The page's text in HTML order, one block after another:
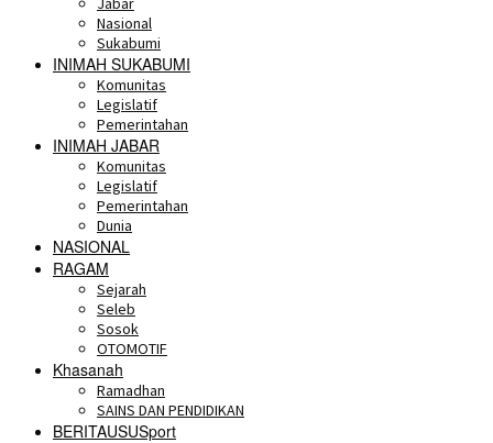
Nasional
Sukabumi
INIMAH SUKABUMI
Komunitas
Legislatif
Pemerintahan
INIMAH JABAR
Komunitas
Legislatif
Pemerintahan
Dunia
NASIONAL
RAGAM
Sejarah
Seleb
Sosok
OTOMOTIF
Khasanah
Ramadhan
SAINS DAN PENDIDIKAN
BERITAUSUSport